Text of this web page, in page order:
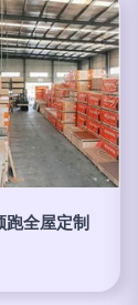
跑全屋定制